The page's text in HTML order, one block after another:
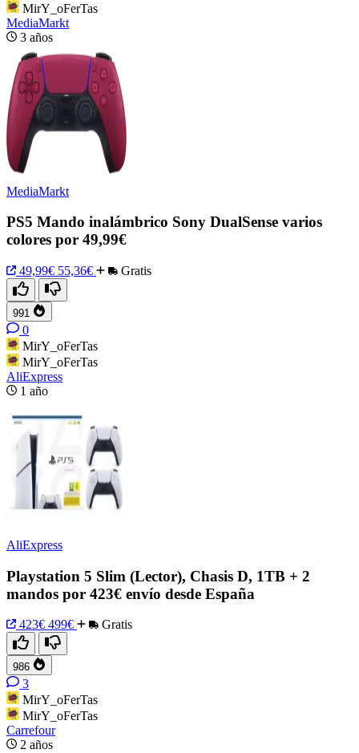
MirY_oFerTas
MediaMarkt
3 años
MediaMarkt
PS5 Mando inalámbrico Sony DualSense varios
colores por 49,99€
49,99€ 55,36€ Gratis
991
0
MirY_oFerTas
MirY_oFerTas
AliExpress
1 año
AliExpress
Playstation 5 Slim (Lector), Chasis D, 1TB + 2
mandos por 423€ envío desde España
423€ 499€ Gratis
986
3
MirY_oFerTas
MirY_oFerTas
Carrefour
2 años